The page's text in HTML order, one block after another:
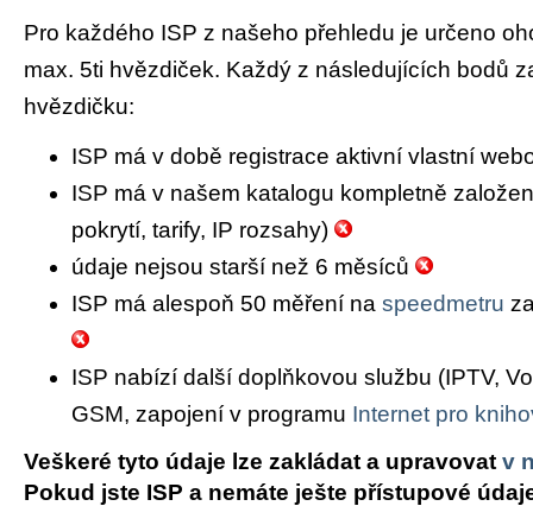
Pro každého ISP z našeho přehledu je určeno
max. 5ti hvězdiček. Každý z následujících bodů
hvězdičku:
ISP má v době registrace aktivní vlastní
ISP má v našem katalogu kompletně
pokrytí, tarify, IP rozsahy)
údaje nejsou starší než 6 měsíců
ISP má alespoň 50 měření na speedmetru
ISP nabízí další doplňkovou službu (IPTV,
GSM, zapojení v programu Internet pro
Veškeré tyto údaje lze zakládat a upravovat v
Pokud jste ISP a nemáte ješte přístupové